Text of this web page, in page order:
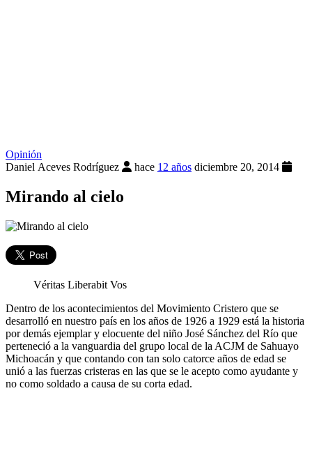
Opinión
Daniel Aceves Rodríguez
hace 12 años diciembre 20, 2014
Mirando al cielo
Véritas Liberabit Vos
Dentro de los acontecimientos del Movimiento Cristero que se
desarrolló en nuestro país en los años de 1926 a 1929 está la historia
por demás ejemplar y elocuente del niño José Sánchez del Río que
perteneció a la vanguardia del grupo local de la ACJM de Sahuayo
Michoacán y que contando con tan solo catorce años de edad se
unió a las fuerzas cristeras en las que se le acepto como ayudante y
no como soldado a causa de su corta edad.